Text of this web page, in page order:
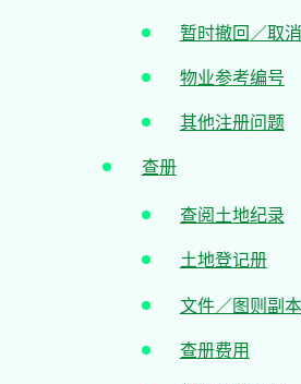
暂时撤回／取
物业参考编号
其他注册问题
查册
查阅土地纪录
土地登记册
文件／图则副本
查册费用